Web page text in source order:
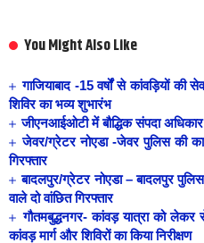
You Might Also Like
गाजियाबाद -15 वर्षों से कांवड़ियों की
शिविर का भव्य शुभारंभ
जीएनआईओटी में बौद्धिक संपदा
जेवर/ग्रेटर नोएडा -जेवर पुलिस की
गिरफ्तार
बादलपुर/ग्रेटर नोएडा – बादलपुर
वाले दो वांछित गिरफ्तार
गौतमबुद्धनगर- कांवड़ यात्रा को
कांवड़ मार्ग और शिविरों का किया निरीक्षण